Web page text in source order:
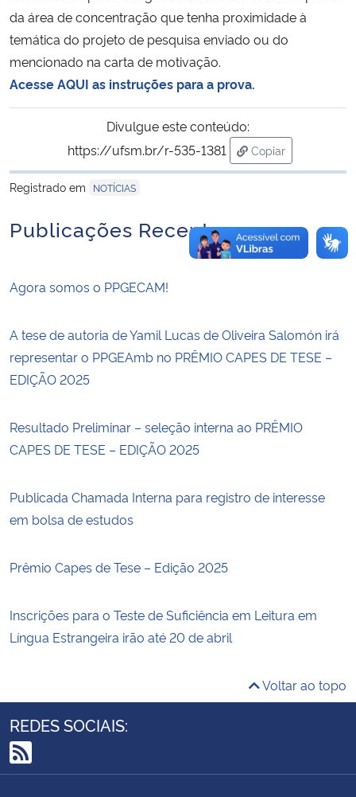
da área de concentração que tenha proximidade à
temática do projeto de pesquisa enviado ou do
mencionado na carta de motivação.
Acesse AQUI as instruções para a prova.
Divulgue este conteúdo:
https://ufsm.br/r-535-1381
Copiar
para área de
Registrado em
NOTÍCIAS
Publicações Recentes
Agora somos o PPGECAM!
A tese de autoria de Yamil Lucas de Oliveira Salomón irá
representar o PPGEAmb no PRÊMIO CAPES DE TESE –
EDIÇÃO 2025
Resultado Preliminar – seleção interna ao PRÊMIO
CAPES DE TESE – EDIÇÃO 2025
Publicada Chamada Interna para registro de interesse
em bolsa de estudos
Prêmio Capes de Tese – Edição 2025
Inscrições para o Teste de Suficiência em Leitura em
Língua Estrangeira irão até 20 de abril
Voltar ao topo
REDES SOCIAIS:
RSS